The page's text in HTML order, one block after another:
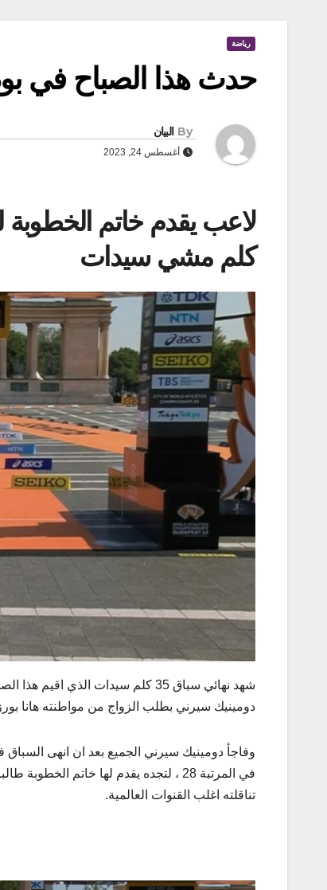
رياضة
حدث هذا الصباح في
By البيان
أغسطس 24, 2023
كلم مشي سيدات
شهد نهائي سباق 35 كلم سيدات
دومينيك سيرني بطلب الزواج من مواطنته هانا
في المرتبة 28 ، لتجده يقدم لها
تناقلته اغلب القنوات العالمية.